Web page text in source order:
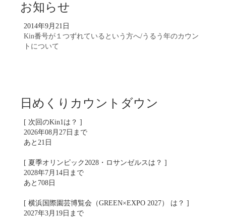
お知らせ
2014年9月21日
Kin番号が１つずれているという方へ/うるう年のカウン
トについて
日めくりカウントダウン
[ 次回のKin1は？ ]
2026年08月27日まで
あと21日
[ 夏季オリンピック2028・ロサンゼルスは？ ]
2028年7月14日まで
あと708日
[ 横浜国際園芸博覧会（GREEN×EXPO 2027） は？ ]
2027年3月19日まで